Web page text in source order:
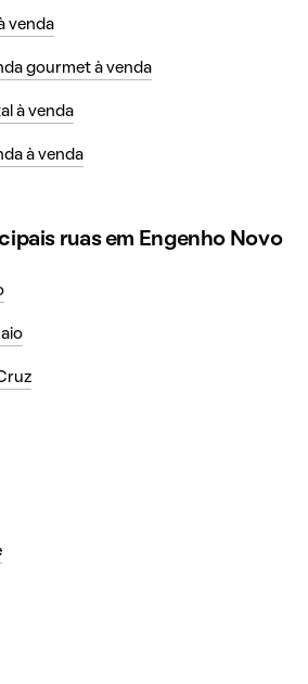
venda
gourmet à venda
à venda
à venda
ruas em Engenho Novo